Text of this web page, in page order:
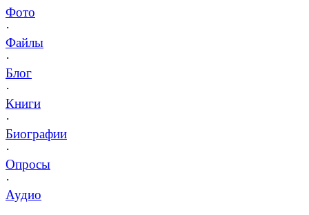
Фото
·
Файлы
·
Блог
·
Книги
·
Биографии
·
Опросы
·
Аудио